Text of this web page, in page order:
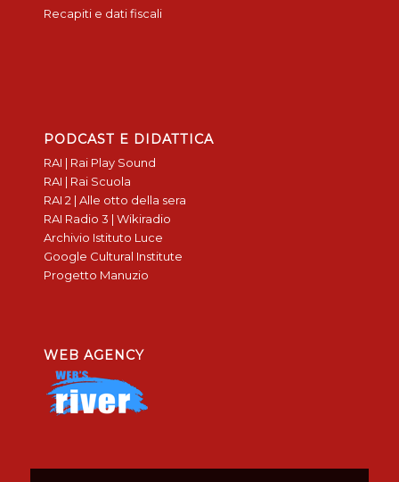
Recapiti e dati fiscali
PODCAST E DIDATTICA
RAI | Rai Play Sound
RAI | Rai Scuola
RAI 2 | Alle otto della sera
RAI Radio 3 | Wikiradio
Archivio Istituto Luce
Google Cultural Institute
Progetto Manuzio
WEB AGENCY